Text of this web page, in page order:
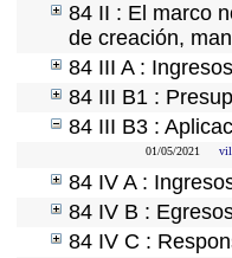
84 II : El marco
de creación,
84 III A : Ingresos
84 III B1 :
84 III B3 :
01/05/2021
84 IV A :
84 IV B :
84 IV C :